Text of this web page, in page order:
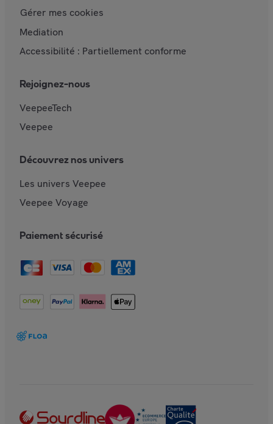
Gérer mes cookies
Mediation
Accessibilité : Partiellement conforme
Rejoignez-nous
VeepeeTech
Veepee
Découvrez nos univers
Les univers Veepee
Veepee Voyage
Paiement sécurisé